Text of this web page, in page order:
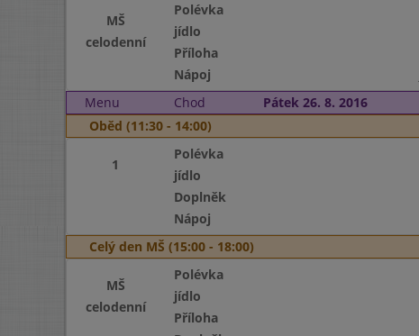
MŠ
celodenní
Polévka
jídlo
Příloha
Nápoj
Menu
Chod Pátek 26. 8. 2016
Oběd (11:30 - 14:00)
1
Polévka
jídlo
Doplněk
Nápoj
Celý den MŠ (15:00 - 18:00)
MŠ
celodenní
Polévka
jídlo
Příloha